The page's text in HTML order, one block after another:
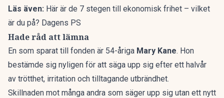
Läs även: Här är de 7 stegen till ekonomisk frihet – vilket
är du på? Dagens PS
Hade råd att lämna
En som sparat till fonden är 54-åriga Mary Kane. Hon
bestämde sig nyligen för att säga upp sig efter ett halvår
av trötthet, irritation och tilltagande utbrändhet.
Skillnaden mot många andra som säger upp sig utan ett nytt